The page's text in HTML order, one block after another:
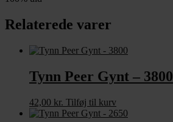
Relaterede varer
Tynn Peer Gynt – 3800
42,00 kr. Tilføj til kurv